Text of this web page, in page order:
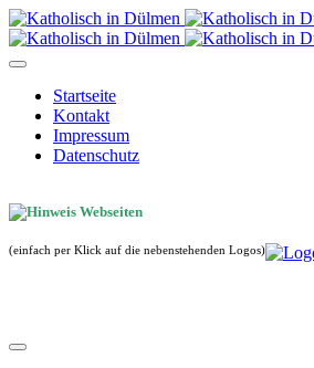
Startseite
Kontakt
Impressum
Datenschutz
(einfach per Klick auf die nebenstehenden Logos)